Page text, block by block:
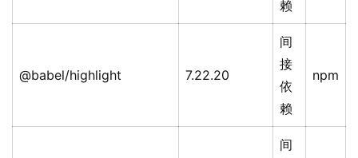
赖
@babel/highlight 7.22.20
间
接
依
赖
npm
间